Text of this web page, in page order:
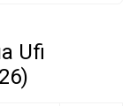
Ufi